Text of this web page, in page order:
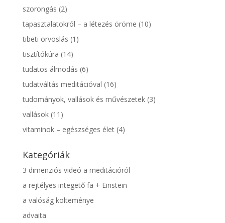
szorongás (2)
tapasztalatokról – a létezés öröme (10)
tibeti orvoslás (1)
tisztítókúra (14)
tudatos álmodás (6)
tudatváltás meditációval (16)
tudományok, vallások és művészetek(3)
vallások(11)
vitaminok – egészséges élet(4)
Kategóriák
3 dimenziós videó a meditációról
a rejtélyes integető fa + Einstein
a valóság költeménye
advaita